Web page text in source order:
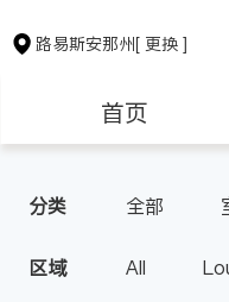
路易斯安那州[ 更换 ]
首页
房地产租售
分类 全部
区域 All